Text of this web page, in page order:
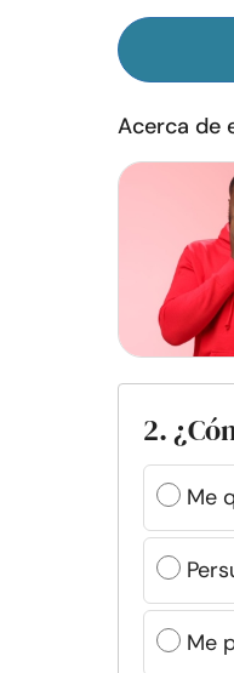
Acerca de
2.
Me
Me